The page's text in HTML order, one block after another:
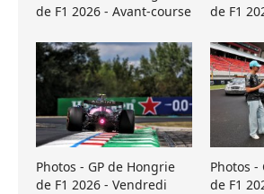
de F1 2026 - Avant-course
de F1
Photos - GP de Hongrie
de F1 2026 - Vendredi
Photos -
de F1